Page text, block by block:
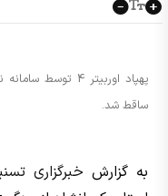
پهپاد اوربیتر 4
ساقط شد.
به گزارش خبرگزاری